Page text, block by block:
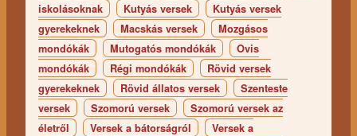
iskolásoknak
Kutyás versek
Kutyás versek
gyerekeknek
Macskás versek
Mozgásos
mondókák
Mutogatós mondókák
Ovis
mondókák
Régi mondókák
Rövid versek
gyerekeknek
Rövid állatos versek
Szenteste
versek
Szomorú versek
Szomorú versek az
életről
Versek a bátorságról
Versek a